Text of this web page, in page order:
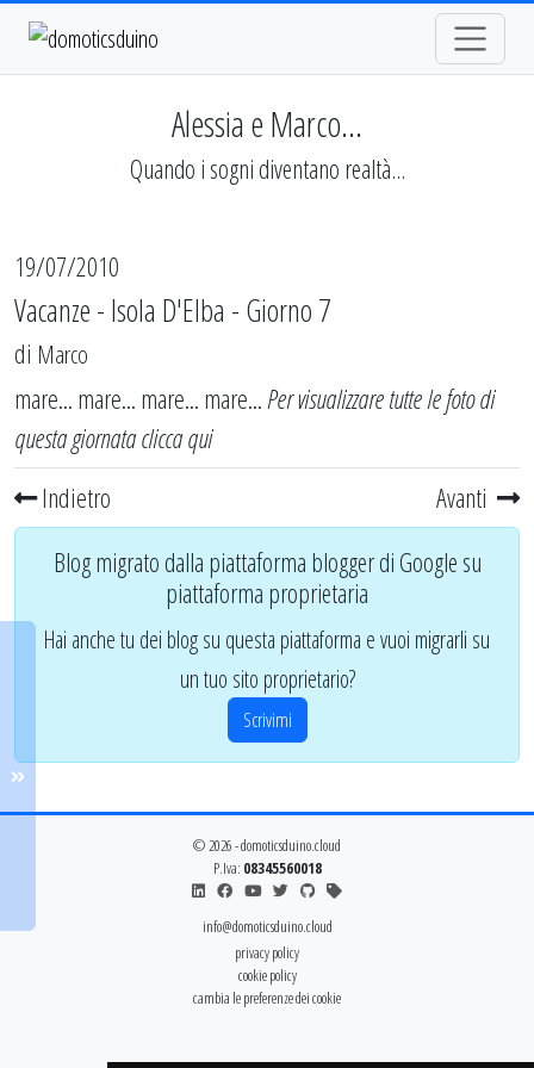
Alessia e Marco...
Quando i sogni diventano realtà...
19/07/2010
Vacanze - Isola D'Elba - Giorno 7
di Marco
mare... mare... mare... mare...Per visualizzare tutte le foto di
questa giornataclicca qui
Indietro
Avanti
Blog migrato dalla piattaforma blogger di Google su
piattaforma proprietaria
Hai anche tu dei blog su questa piattaforma e vuoi migrarli su
un tuo sito proprietario?
Scrivimi
© 2026 - domoticsduino.cloud
P.Iva: 08345560018
info@domoticsduino.cloud
privacy policy
cookie policy
cambia le preferenze dei cookie